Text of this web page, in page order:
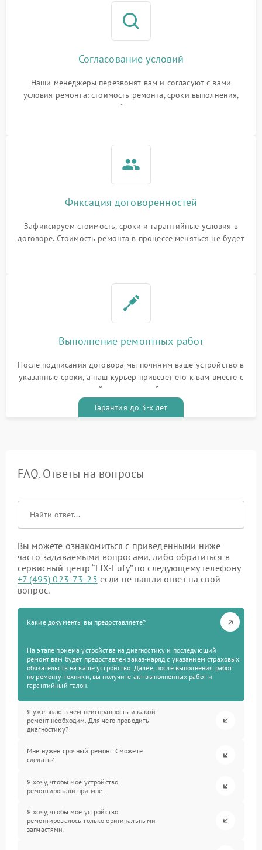
Согласование условий
Наши менеджеры перезвонят вам и согласуют с вами
условия ремонта: стоимость ремонта, сроки выполнения,
гарантийные условия
Фиксация договоренностей
Зафиксируем стоимость, сроки и гарантийные условия в
договоре. Стоимость ремонта в процессе меняться не будет
Выполнение ремонтных работ
После подписания договора мы починим ваше устройство в
указанные сроки, а наш курьер привезет его к вам вместе с
гарантийным талоном бесплатно
Гарантия до 3-х лет
FAQ. Ответы на вопросы
Вы можете ознакомиться с приведенными ниже
часто задаваемыми вопросами, либо обратиться в
сервисный центр “FIX-Eufy” по следующему телефону
+7 (495) 023-73-25 если не нашли ответ на свой
вопрос.
Какие документы вы предоставляете?
На этапе приема устройства на диагностику и последующий
ремонт вам будет предоставлен заказ-наряд с указанием страховых
обязательств на ваше устройство. Далее, после выполнения работ
по ремонту техники, вы получите акт выполненных работ и
гарантийный талон.
Я уже знаю в чем неисправность и какой
ремонт необходим. Для чего проводить
диагностику?
Мне нужен срочный ремонт. Сможете
сделать?
Я хочу, чтобы мое устройство
ремонтировали при мне.
Я хочу, чтобы мое устройство
ремонтировалось только оригинальными
запчастями.